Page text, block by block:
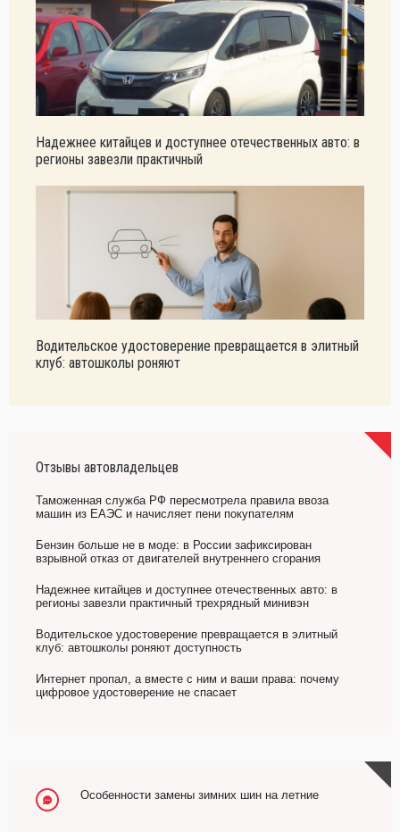
Надежнее китайцев и доступнее отечественных авто: в
регионы завезли практичный
Водительское удостоверение превращается в элитный
клуб: автошколы роняют
Отзывы автовладельцев
Таможенная служба РФ пересмотрела правила ввоза
машин из ЕАЭС и начисляет пени покупателям
Бензин больше не в моде: в России зафиксирован
взрывной отказ от двигателей внутреннего сгорания
Надежнее китайцев и доступнее отечественных авто: в
регионы завезли практичный трехрядный минивэн
Водительское удостоверение превращается в элитный
клуб: автошколы роняют доступность
Интернет пропал, а вместе с ним и ваши права: почему
цифровое удостоверение не спасает
Особенности замены зимних шин на летние